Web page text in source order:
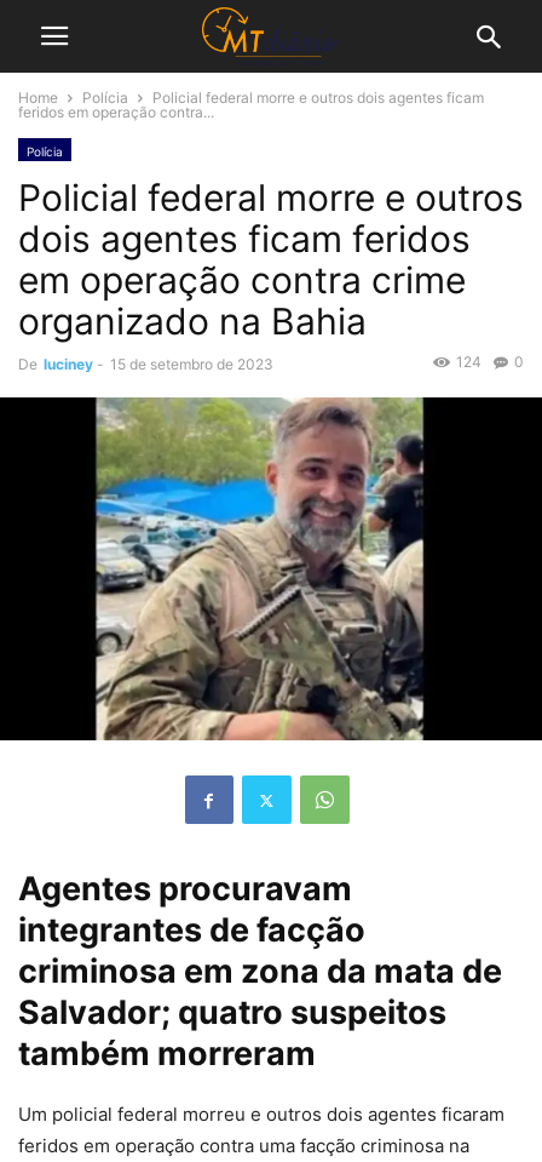
Home Polícia
Policial federal morre e outros dois agentes ficam
feridos em operação contra...
Polícia
Policial federal morre e outros
dois agentes ficam feridos
em operação contra crime
organizado na Bahia
De luciney - 15 de setembro de 2023 0
124
Agentes procuravam
integrantes de facção
criminosa em zona da mata de
Salvador; quatro suspeitos
também morreram
Um policial federal morreu e outros dois agentes ficaram
feridos em operação contra uma facção criminosa na